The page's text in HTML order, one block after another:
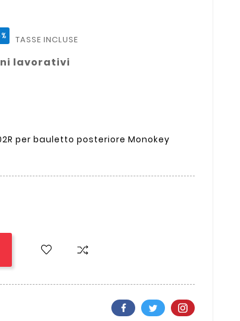
TASSE INCLUSE
lavorativi
per bauletto posteriore Monokey